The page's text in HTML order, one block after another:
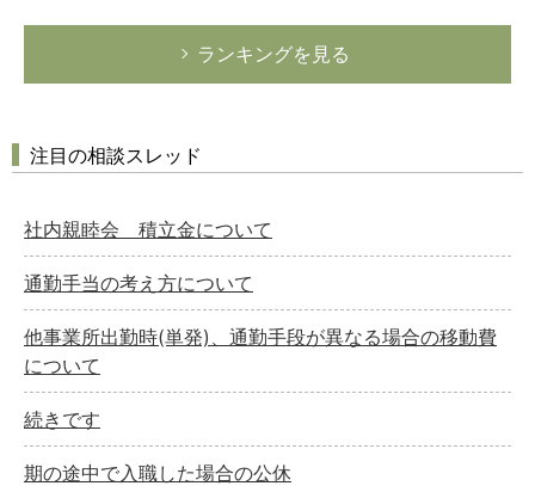
ランキングを見る
注目の相談スレッド
社内親睦会 積立金について
通勤手当の考え方について
他事業所出勤時(単発)、通勤手段が異なる場合の移動費
について
続きです
期の途中で入職した場合の公休